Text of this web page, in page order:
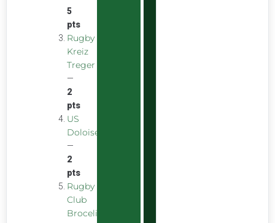
5
pts
Rugby
Kreiz
Treger
—
2
pts
US
Doloise
—
2
pts
Rugby
Club
Broceliande